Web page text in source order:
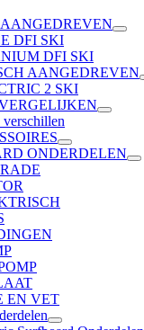
DFI SKI
DFI SKI
AANGEDREVEN
2 SKI
verschillen
ONDERDELEN
EN VET